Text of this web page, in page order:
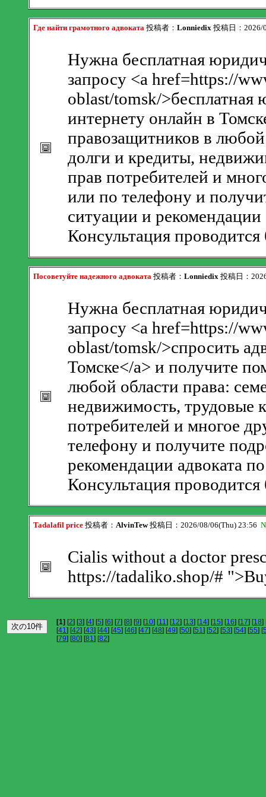
Где найти грамотного адвоката 投稿者： Lonniedix 投稿日：
Нужна бесплатная
запросу <a href=https://
oblast/tomsk/>бесплатная
интернету онлайн в
правозащитников в
долги и кредиты,
прав потребителей и
или по телефону и
ситуации и
Консультация
Посоветуйте надежного адвоката 投稿者： Lonniedix 投稿日：
Нужна бесплатная
запросу <a href=https://
oblast/tomsk/>спросить
Томске</a> и получите
любой области права:
недвижимость, трудовые
потребителей и многое
телефону и получите
рекомендации адвоката
Консультация
Tadalafil price 投稿者： AlvinTew投稿日：2026/08/06(Thu) 23:56
Cialis without a doctor
https://tadaliko.shop/#
[1] [2] [3] [4] [5] [6] [7] [8] [9] [10] [11] [12] [13] [14] [15] [16] [17] [18]
[41] [42] [43] [44] [45] [46] [47] [48] [49] [50] [51] [52] [53] [54] [55] [
[79] [80] [81] [82]